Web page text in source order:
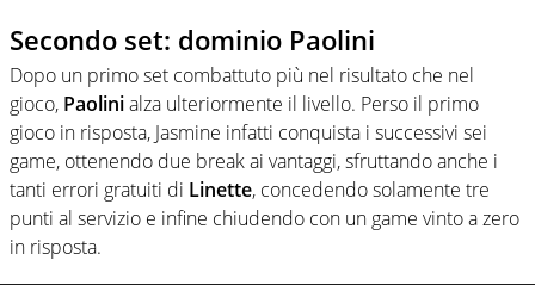
Secondo set: dominio Paolini
Dopo un primo set combattuto più nel risultato che nel
gioco, Paolinialza ulteriormente il livello. Perso il primo
gioco in risposta, Jasmine infatti conquista i successivi sei
game, ottenendo due break ai vantaggi, sfruttando anche i
tanti errori gratuiti di Linette, concedendo solamente tre
punti al servizio e infine chiudendo con un game vinto a zero
in risposta.